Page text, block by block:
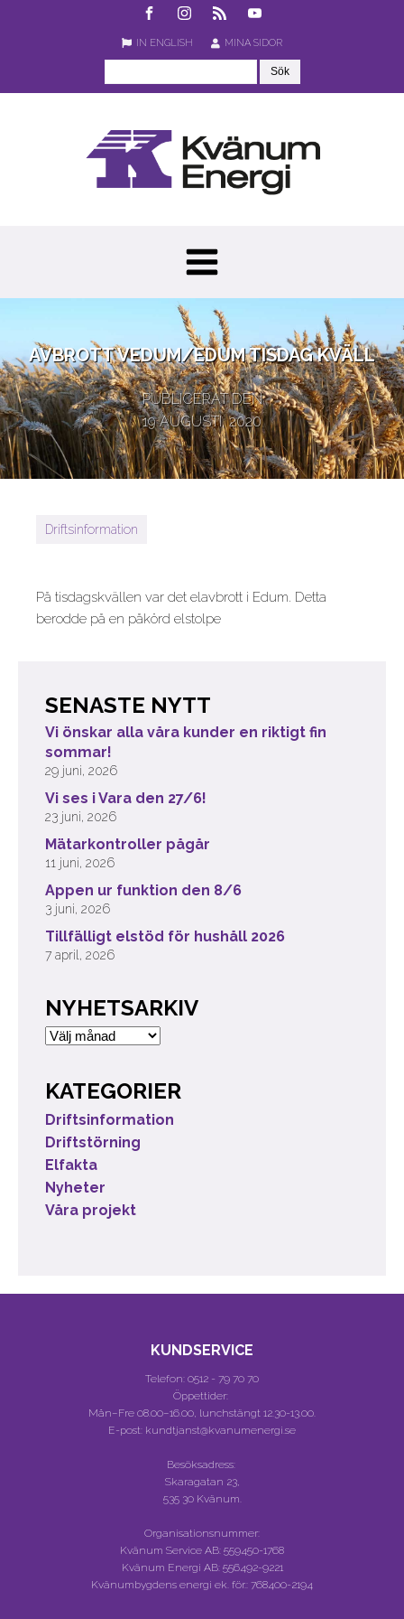
IN ENGLISH MINA SIDOR
AVBROTT VEDUM/EDUM TISDAG KVÄLL
PUBLICERAT DEN
19 AUGUSTI, 2020
Driftsinformation
På tisdagskvällen var det elavbrott i Edum. Detta
berodde på en påkörd elstolpe
SENASTE NYTT
Vi önskar alla våra kunder en riktigt fin
sommar!
29 juni, 2026
Vi ses i Vara den 27/6!
23 juni, 2026
Mätarkontroller pågår
11 juni, 2026
Appen ur funktion den 8/6
3 juni, 2026
Tillfälligt elstöd för hushåll 2026
7 april, 2026
NYHETSARKIV
Nyhetsarkiv
KATEGORIER
Driftsinformation
Driftstörning
Elfakta
Nyheter
Våra projekt
KUNDSERVICE
Telefon: 0512 - 79 70 70
Öppettider:
Mån–Fre 08.00–16.00, lunchstängt 12.30-13.00.
E-post: kundtjanst@kvanumenergi.se
Besöksadress:
Skaragatan 23,
535 30 Kvänum.
Organisationsnummer:
Kvänum Service AB: 559450-1768
Kvänum Energi AB: 556492-9221
Kvänumbygdens energi ek. för.: 768400-2194